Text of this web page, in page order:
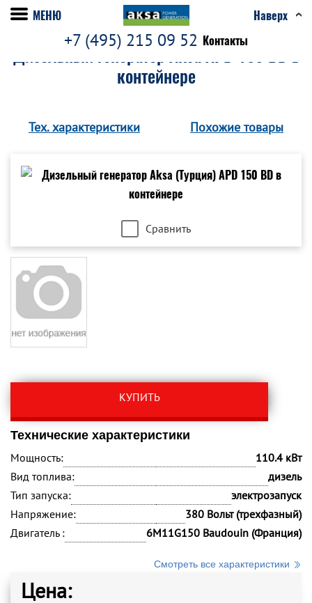
+7 (495) 215 09 52 Контакты
МЕНЮ Наверх
Дизельный генератор Aksa APD 150 BD в
контейнере
Тех. характеристики Похожие товары
Сравнить
КУПИТЬ
Технические характеристики
Мощность:
110.4 кВт
Вид топлива:
дизель
Тип запуска:
электрозапуск
Напряжение:
380 Вольт (трехфазный)
Двигатель :
6M11G150 Baudouin (Франция)
Смотреть все характеристики
Цена: